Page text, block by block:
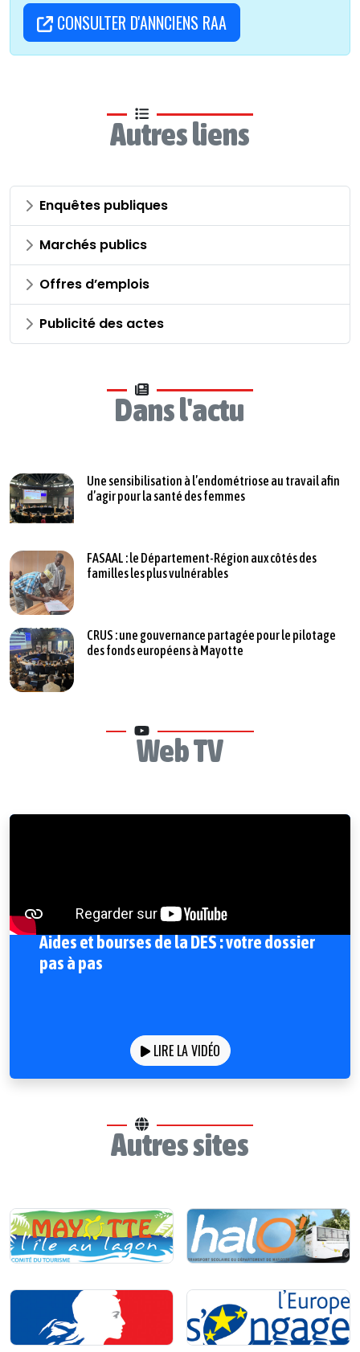
CONSULTER D'ANNCIENS RAA
Autres liens
Enquêtes publiques
Marchés publics
Offres d’emplois
Publicité des actes
Dans l'actu
Une sensibilisation à l’endométriose au travail afin
d’agir pour la santé des femmes
FASAAL : le Département-Région aux côtés des
familles les plus vulnérables
CRUS : une gouvernance partagée pour le pilotage
des fonds européens à Mayotte
Web TV
Aides et bourses de la DES : votre dossier
pas à pas
LIRE LA VIDÉO
Autres sites